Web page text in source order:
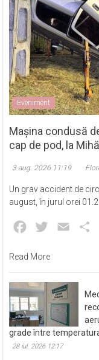
Eveniment
Mașina condusă
cap de pod, la
3 aug. 2026 11:19
Un grav accident de
august, în jurul orei
Facebook
Twitter Email
Read More
grade între
28 iul. 2026 12:17